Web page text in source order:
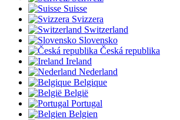
Suisse
Svizzera
Switzerland
Slovensko
Česká republika
Ireland
Nederland
Belgique
België
Portugal
Belgien